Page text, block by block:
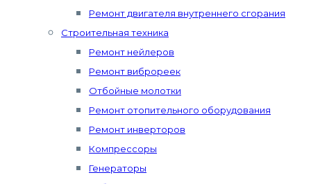
Ремонт двигателя внутреннего сгорания
Строительная техника
Ремонт нейлеров
Ремонт виброреек
Отбойные молотки
Ремонт отопительного оборудования
Ремонт инверторов
Компрессоры
Генераторы